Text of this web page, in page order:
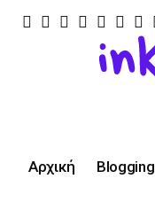
Αρχική Blogging